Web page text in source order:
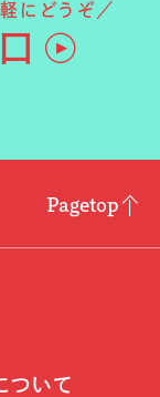
にどうぞ／
Pagetop
ついて